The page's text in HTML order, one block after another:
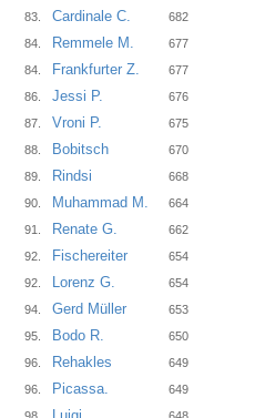
83.
Cardinale C.
682
84.
Remmele M.
677
84.
Frankfurter Z.
677
86.
Jessi P.
676
87.
Vroni P.
675
88.
Bobitsch
670
89.
Rindsi
668
90.
Muhammad M.
664
91.
Renate G.
662
92.
Fischereiter
654
92.
Lorenz G.
654
94.
Gerd Müller
653
95.
Bodo R.
650
96.
Rehakles
649
96.
Picassa.
649